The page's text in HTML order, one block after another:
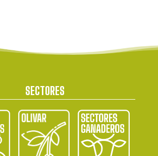
SECTORES